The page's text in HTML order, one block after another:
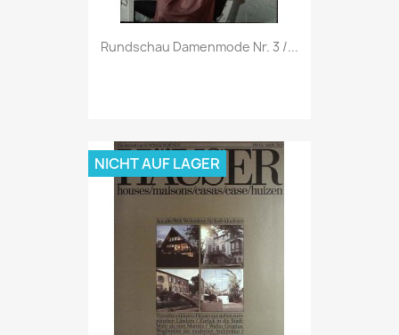
Vorschau
Rundschau Damenmode Nr. 3 /...
NICHT AUF LAGER